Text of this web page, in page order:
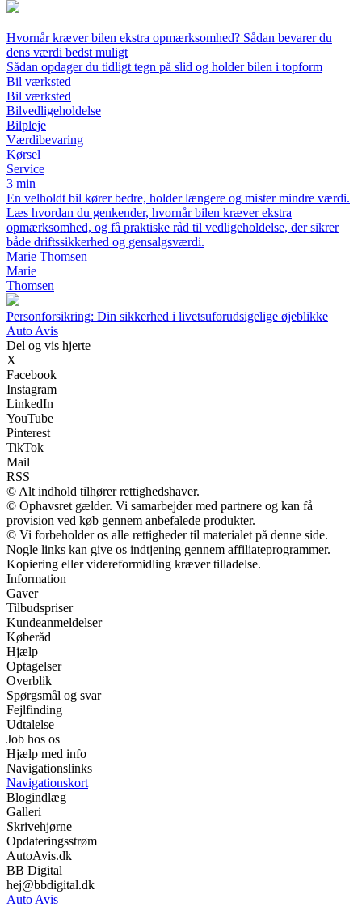
Hvornår kræver bilen ekstra opmærksomhed? Sådan bevarer du
dens værdi bedst muligt
Sådan opdager du tidligt tegn på slid og holder bilen i topform
Bil værksted
Bil værksted
Bilvedligeholdelse
Bilpleje
Værdibevaring
Kørsel
Service
3 min
En velholdt bil kører bedre, holder længere og mister mindre værdi.
Læs hvordan du genkender, hvornår bilen kræver ekstra
opmærksomhed, og få praktiske råd til vedligeholdelse, der sikrer
både driftssikkerhed og gensalgsværdi.
Marie Thomsen
Marie
Thomsen
Personforsikring: Din sikkerhed i livetsuforudsigelige øjeblikke
Auto Avis
Del og vis hjerte
X
Facebook
Instagram
LinkedIn
YouTube
Pinterest
TikTok
Mail
RSS
© Alt indhold tilhører rettighedshaver.
© Ophavsret gælder. Vi samarbejder med partnere og kan få
provision ved køb gennem anbefalede produkter.
© Vi forbeholder os alle rettigheder til materialet på denne side.
Nogle links kan give os indtjening gennem affiliateprogrammer.
Kopiering eller videreformidling kræver tilladelse.
Information
Gaver
Tilbudspriser
Kundeanmeldelser
Køberåd
Hjælp
Optagelser
Overblik
Spørgsmål og svar
Fejlfinding
Udtalelse
Job hos os
Hjælp med info
Navigationslinks
Navigationskort
Blogindlæg
Galleri
Skrivehjørne
Opdateringsstrøm
AutoAvis.dk
BB Digital
hej@bbdigital.dk
Auto Avis